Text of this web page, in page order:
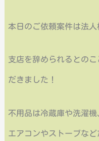
本日のご依頼案件は法人
支店を辞められるとの
だきました！
不用品は冷蔵庫や洗濯機
エアコンやストーブなど